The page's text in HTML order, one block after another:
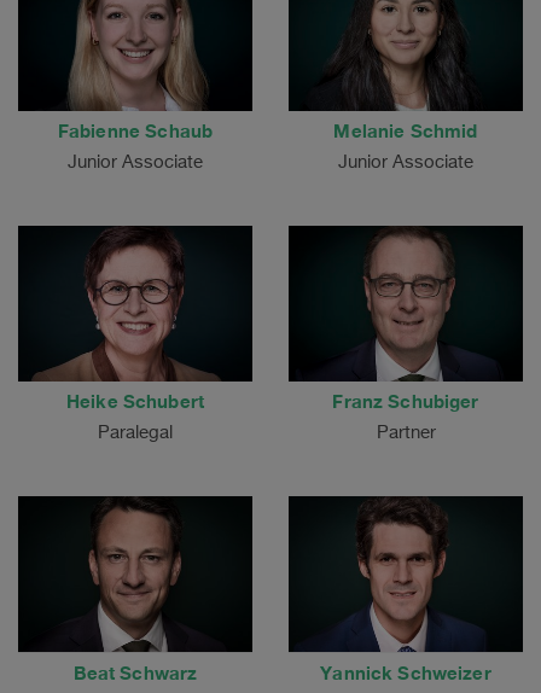
Fabienne Schaub
Junior Associate
Melanie Schmid
Junior Associate
Heike Schubert
Paralegal
Franz Schubiger
Partner
Beat Schwarz Yannick Schweizer